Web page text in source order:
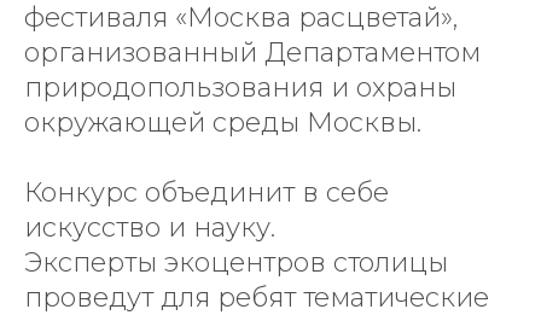
фестиваля «Москва расцветай»,
организованный Департаментом
природопользования и охраны
окружающей среды Москвы.
Конкурс объединит в себе
искусство и науку.
Эксперты экоцентров столицы
проведут для ребят тематические